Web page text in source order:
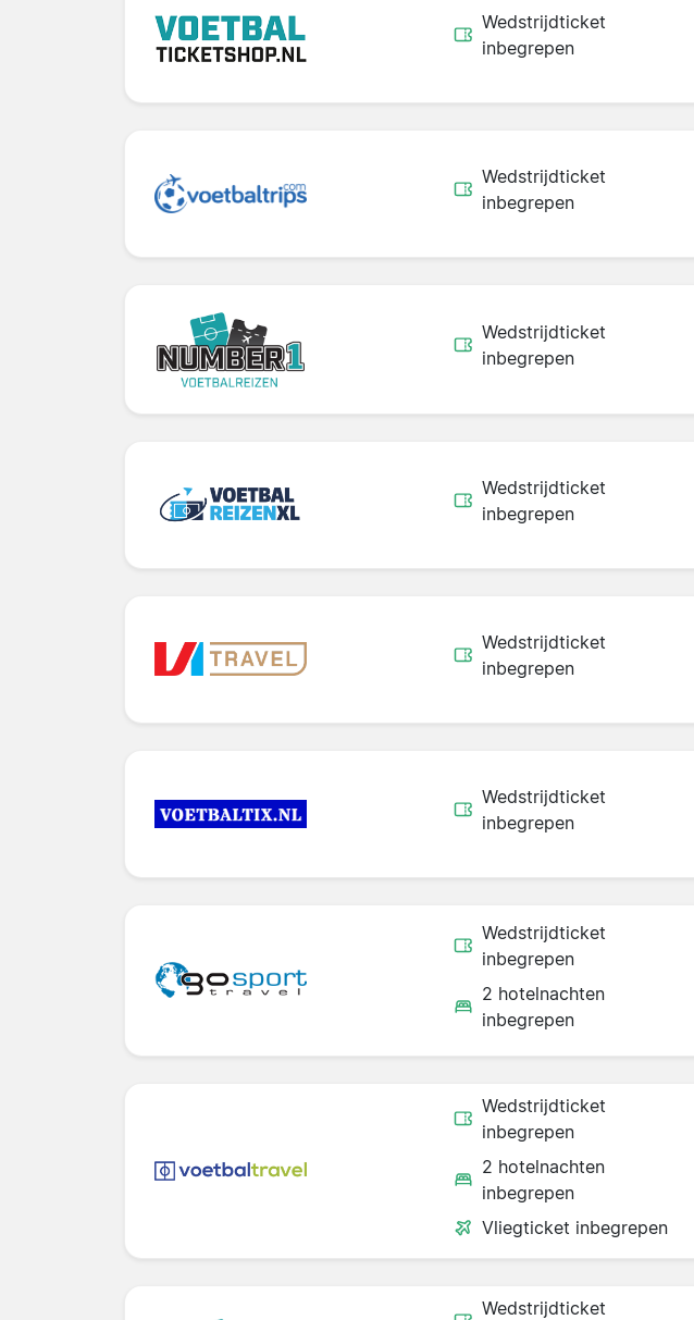
Wedstrijdticket
inbegrepen
Wedstrijdticket
inbegrepen
Wedstrijdticket
inbegrepen
Wedstrijdticket
inbegrepen
Wedstrijdticket
inbegrepen
Wedstrijdticket
inbegrepen
Wedstrijdticket
inbegrepen
2 hotelnachten
inbegrepen
Wedstrijdticket
inbegrepen
2 hotelnachten
inbegrepen
Vliegticket inbegrepen
Wedstrijdticket